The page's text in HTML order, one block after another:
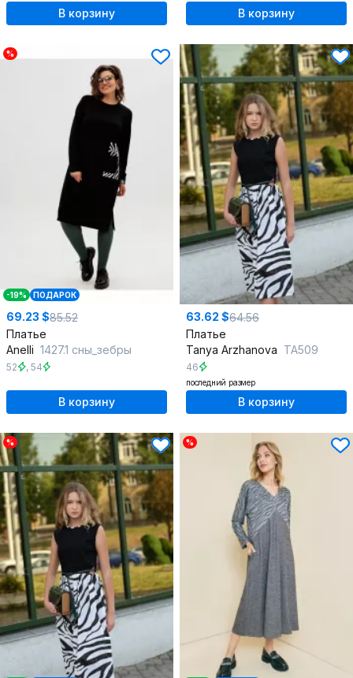
В корзину В корзину
%
-19% ПОДАРОК
69.23 $85.52
Платье
Anelli 1427.1 сны_зебры
52 , 54
В корзину
63.62 $64.56
Платье
Tanya Arzhanova ТА509
46
последний размер
В корзину
% %